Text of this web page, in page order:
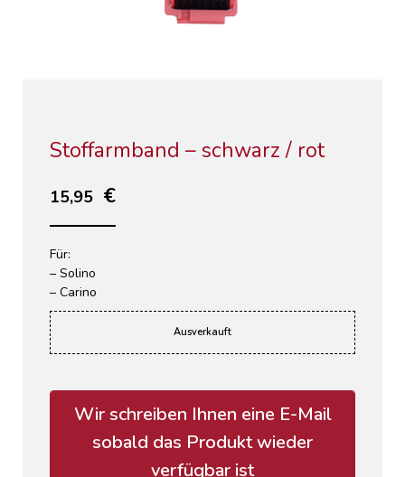
Stoffarmband – schwarz / rot
15,95
Für:
– Solino
– Carino
Ausverkauft
Wir schreiben Ihnen eine E-Mail
sobald das Produkt wieder
verfügbar ist